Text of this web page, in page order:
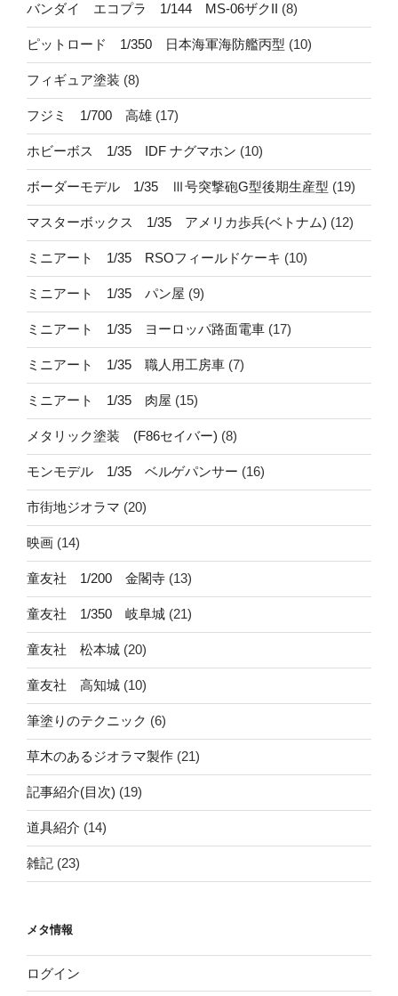
バンダイ エコプラ 1/144 MS-06ザクII (8)
ピットロード 1/350 日本海軍海防艦丙型 (10)
フィギュア塗装 (8)
フジミ 1/700 高雄 (17)
ホビーボス 1/35 IDF ナグマホン (10)
ボーダーモデル 1/35 Ⅲ号突撃砲G型後期生産型 (19)
マスターボックス 1/35 アメリカ歩兵(ベトナム) (12)
ミニアート 1/35 RSOフィールドケーキ (10)
ミニアート 1/35 パン屋 (9)
ミニアート 1/35 ヨーロッパ路面電車 (17)
ミニアート 1/35 職人用工房車 (7)
ミニアート 1/35 肉屋 (15)
メタリック塗装 (F86セイバー) (8)
モンモデル 1/35 ベルゲパンサー (16)
市街地ジオラマ (20)
映画 (14)
童友社 1/200 金閣寺 (13)
童友社 1/350 岐阜城 (21)
童友社 松本城 (20)
童友社 高知城 (10)
筆塗りのテクニック (6)
草木のあるジオラマ製作 (21)
記事紹介(目次) (19)
道具紹介 (14)
雑記 (23)
メタ情報
ログイン